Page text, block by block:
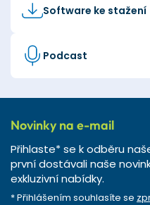
Software ke stažení
Podcast
Novinky na e-mail
Přihlaste* se k odběru
první dostávali naše
exkluzivní nabídky.
* Přihlášením souhlasíte se